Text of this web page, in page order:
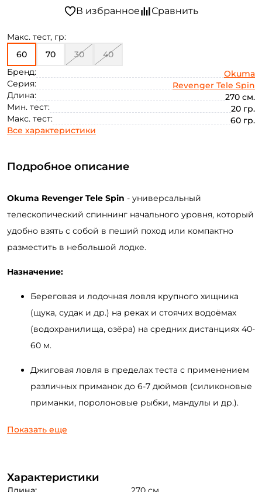
Макс. тест, гр:
60
70 30
40
Бренд:
Okuma
Серия:
Revenger Tele Spin
Длина:
270 см.
Мин. тест:
20 гр.
Макс. тест:
60 гр.
Все характеристики
Подробное описание
Okuma Revenger Tele Spin - универсальный
телескопический спиннинг начального уровня, который
удобно взять с собой в пеший поход или компактно
разместить в небольшой лодке.
Назначение:
Береговая и лодочная ловля крупного хищника
(щука, судак и др.) на реках и стоячих водоёмах
(водохранилища, озёра) на средних дистанциях 40-
60 м.
Джиговая ловля в пределах теста с применением
различных приманок до 6-7 дюймов (силиконовые
приманки, поролоновые рыбки, мандулы и др.).
Ловля на крупные воблеры
разнесенных оснасток ("каролина", "
Показать еще
Характеристики